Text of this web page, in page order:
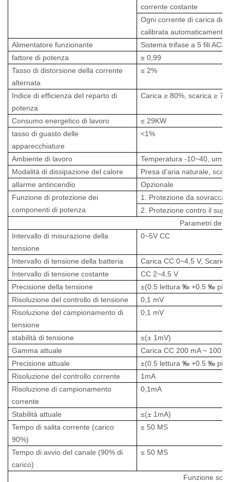
corrente costante
Ogni corrente di carica del
calibrata automaticamente
Alimentatore funzionante
Sistema trifase a 5 fili
fattore di potenza
≥ 0,99
Tasso di distorsione della corrente
alternata
≤ 2%
Indice di efficienza del reparto di
potenza
Carica ≥ 80%, scarica ≥
Consumo energetico di lavoro
≤ 29KW
tasso di guasto delle
apparecchiature
<1%
Ambiente di lavoro
Temperatura -10~40,
Modalità di dissipazione del calore
Presa d'aria naturale,
allarme antincendio
Opzionale
Funzione di protezione dei
componenti di potenza
1. Protezione da
2. Protezione contro il
Parametri del
Intervallo di misurazione della
tensione
0~5V CC
Intervallo di tensione della batteria
Carica CC 0~4,5 V;
Intervallo di tensione costante
CC 2~4,5 V
Precisione della tensione
±(0.5 lettura‰+0.5 ‰
Risoluzione del controllo di tensione
0,1 mV
Risoluzione del campionamento di
tensione
0,1 mV
stabilità di tensione
≤(± 1mV)
Gamma attuale
Carica CC 200 mA ~ 100
Precisione attuale
±(0.5 lettura‰+0.5 ‰
Risoluzione del controllo corrente
1mA
Risoluzione di campionamento
corrente
0,1mA
Stabilità attuale
≤(± 1mA)
Tempo di salita corrente (carico
90%)
≤ 50 MS
Tempo di avvio del canale (90% di
carico)
≤ 50 MS
Funzione